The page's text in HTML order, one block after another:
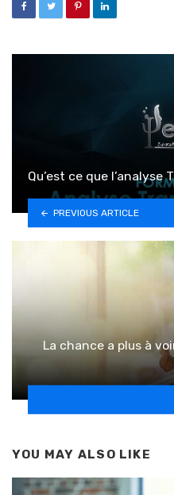
Qu’est ce que l’analyse
PREVIOUS ARTICLE
La chance a plus à
YOU MAY ALSO LIKE